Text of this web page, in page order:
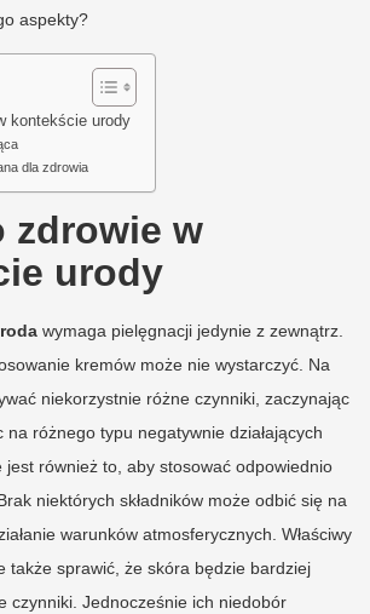
aspekty?
kontekście urody
dla zdrowia
zdrowie w
urody
wymaga pielęgnacji jedynie z zewnątrz.
kremów może nie wystarczyć. Na
niekorzystnie różne czynniki, zaczynając
różnego typu negatywnie działających
jest również to, aby stosować odpowiednio
niektórych składników może odbić się na
warunków atmosferycznych. Właściwy
także sprawić, że skóra będzie bardziej
czynniki. Jednocześnie ich niedobór